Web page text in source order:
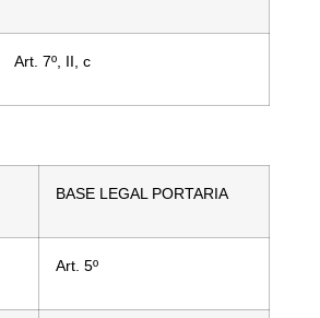
Art. 7º, II, c
BASE LEGAL PORTARIA
Art. 5º